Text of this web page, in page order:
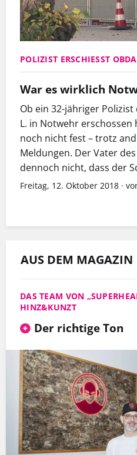
POLIZIST ERSCHIESST
War es wirklich
Ob ein 32-jähriger
L. in Notwehr
noch nicht fest – trotz
Meldungen. Der Vater
dennoch nicht, dass der
Freitag, 12. Oktober 2018 ·
AUS DEM MAGAZIN
DAS TEAM VON
HINZ&KUNZT
Der richtige Ton